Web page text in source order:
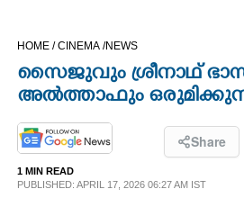
HOME /CINEMA /NEWS
സൈജുവും ശ്രീനാഥ്
അൽത്താഫും
Share
1 MIN READ
PUBLISHED: APRIL 17, 2026 06:27 AM IST